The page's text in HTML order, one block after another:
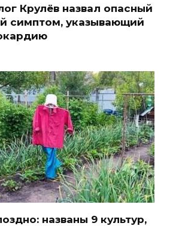
Крулёв назвал опасный
симптом, указывающий
названы 9 культур,